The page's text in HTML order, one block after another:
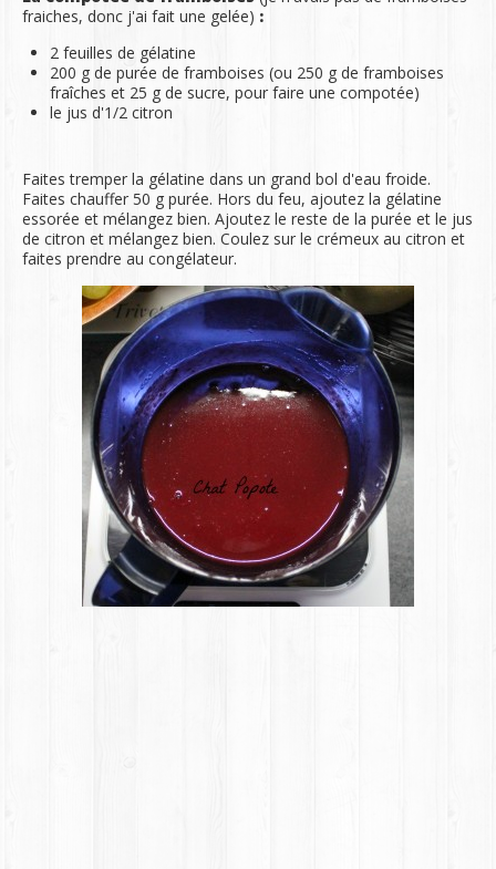
fraiches, donc j'ai fait une gelée) :
2 feuilles de gélatine
200 g de purée de framboises (ou 250 g de framboises
fraîches et 25 g de sucre, pour faire une compotée)
le jus d'1/2 citron
Faites tremper la gélatine dans un grand bol d'eau froide.
Faites chauffer 50 g purée. Hors du feu, ajoutez la gélatine
essorée et mélangez bien. Ajoutez le reste de la purée et le jus
de citron et mélangez bien. Coulez sur le crémeux au citron et
faites prendre au congélateur.